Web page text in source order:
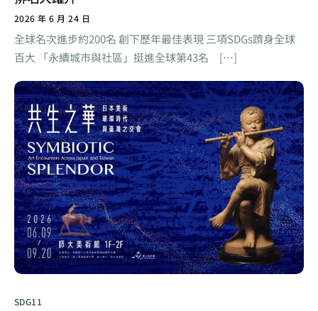
2026 年 6 月 24 日
全球名次進步約200名 創下歷年最佳表現 三項SDGs躋身全球
百大 「永續城市與社區」挺進全球第43名 […]
SDG11